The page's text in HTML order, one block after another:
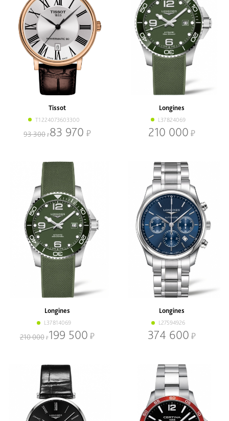
Tissot
T1224073603300
93 300 83 970
Longines
L37824069
210 000
Longines
L37814069
210 000 199 500
Longines
L27594926
374 600